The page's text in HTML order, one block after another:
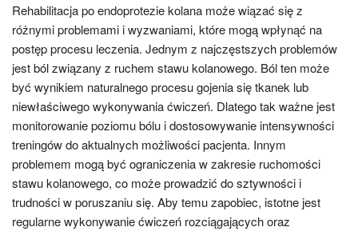
Rehabilitacja po endoprotezie kolana może wiązać się z
różnymi problemami i wyzwaniami, które mogą wpłynąć na
postęp procesu leczenia. Jednym z najczęstszych problemów
jest ból związany z ruchem stawu kolanowego. Ból ten może
być wynikiem naturalnego procesu gojenia się tkanek lub
niewłaściwego wykonywania ćwiczeń. Dlatego tak ważne jest
monitorowanie poziomu bólu i dostosowywanie intensywności
treningów do aktualnych możliwości pacjenta. Innym
problemem mogą być ograniczenia w zakresie ruchomości
stawu kolanowego, co może prowadzić do sztywności i
trudności w poruszaniu się. Aby temu zapobiec, istotne jest
regularne wykonywanie ćwiczeń rozciągających oraz